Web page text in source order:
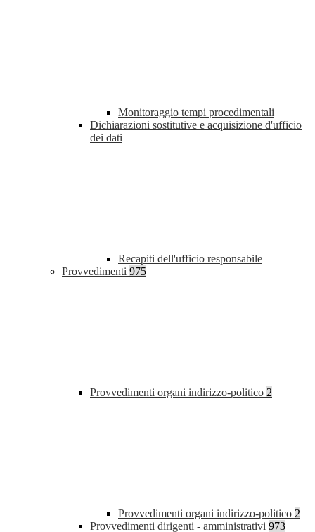
Monitoraggio tempi procedimentali
Dichiarazioni sostitutive e acquisizione d'ufficio
dei dati
Recapiti dell'ufficio responsabile
Provvedimenti 975
Provvedimenti organi indirizzo-politico 2
Provvedimenti organi indirizzo-politico 2
Provvedimenti dirigenti - amministrativi 973